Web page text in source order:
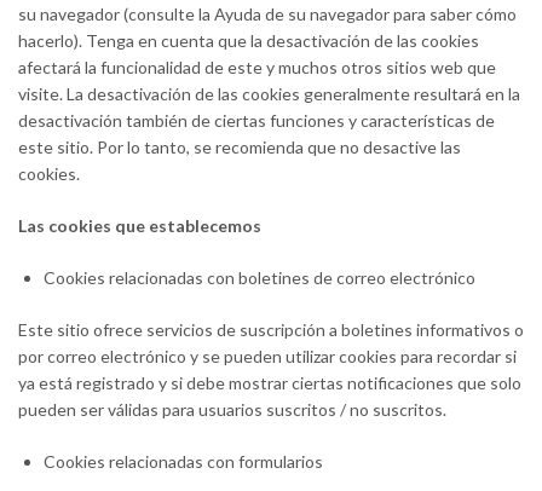
su navegador (consulte la Ayuda de su navegador para saber cómo
hacerlo). Tenga en cuenta que la desactivación de las cookies
afectará la funcionalidad de este y muchos otros sitios web que
visite. La desactivación de las cookies generalmente resultará en la
desactivación también de ciertas funciones y características de
este sitio. Por lo tanto, se recomienda que no desactive las
cookies.
Las cookies que establecemos
Cookies relacionadas con boletines de correo electrónico
Este sitio ofrece servicios de suscripción a boletines informativos o
por correo electrónico y se pueden utilizar cookies para recordar si
ya está registrado y si debe mostrar ciertas notificaciones que solo
pueden ser válidas para usuarios suscritos / no suscritos.
Cookies relacionadas con formularios